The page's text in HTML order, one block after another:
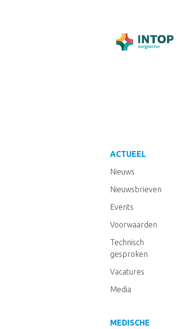
ACTUEEL
Nieuws
Nieuwsbrieven
Events
Voorwaarden
Technisch
gesproken
Vacatures
Media
MEDISCHE